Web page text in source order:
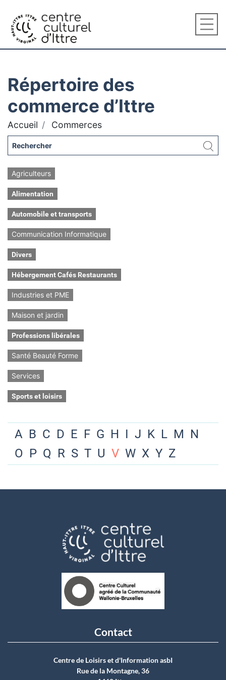
Répertoire des
commerce d’Ittre
Accueil Commerces
Agriculteurs
Alimentation
Automobile et transports
Communication Informatique
Divers
Hébergement Cafés Restaurants
Industries et PME
Maison et jardin
Professions libérales
Santé Beauté Forme
Services
Sports et loisirs
A B C D E F G H I J K L M N
O P Q R S T U V W X Y Z
Contact
Centre de Loisirs et d'Information asbI
Rue de la Montagne, 36